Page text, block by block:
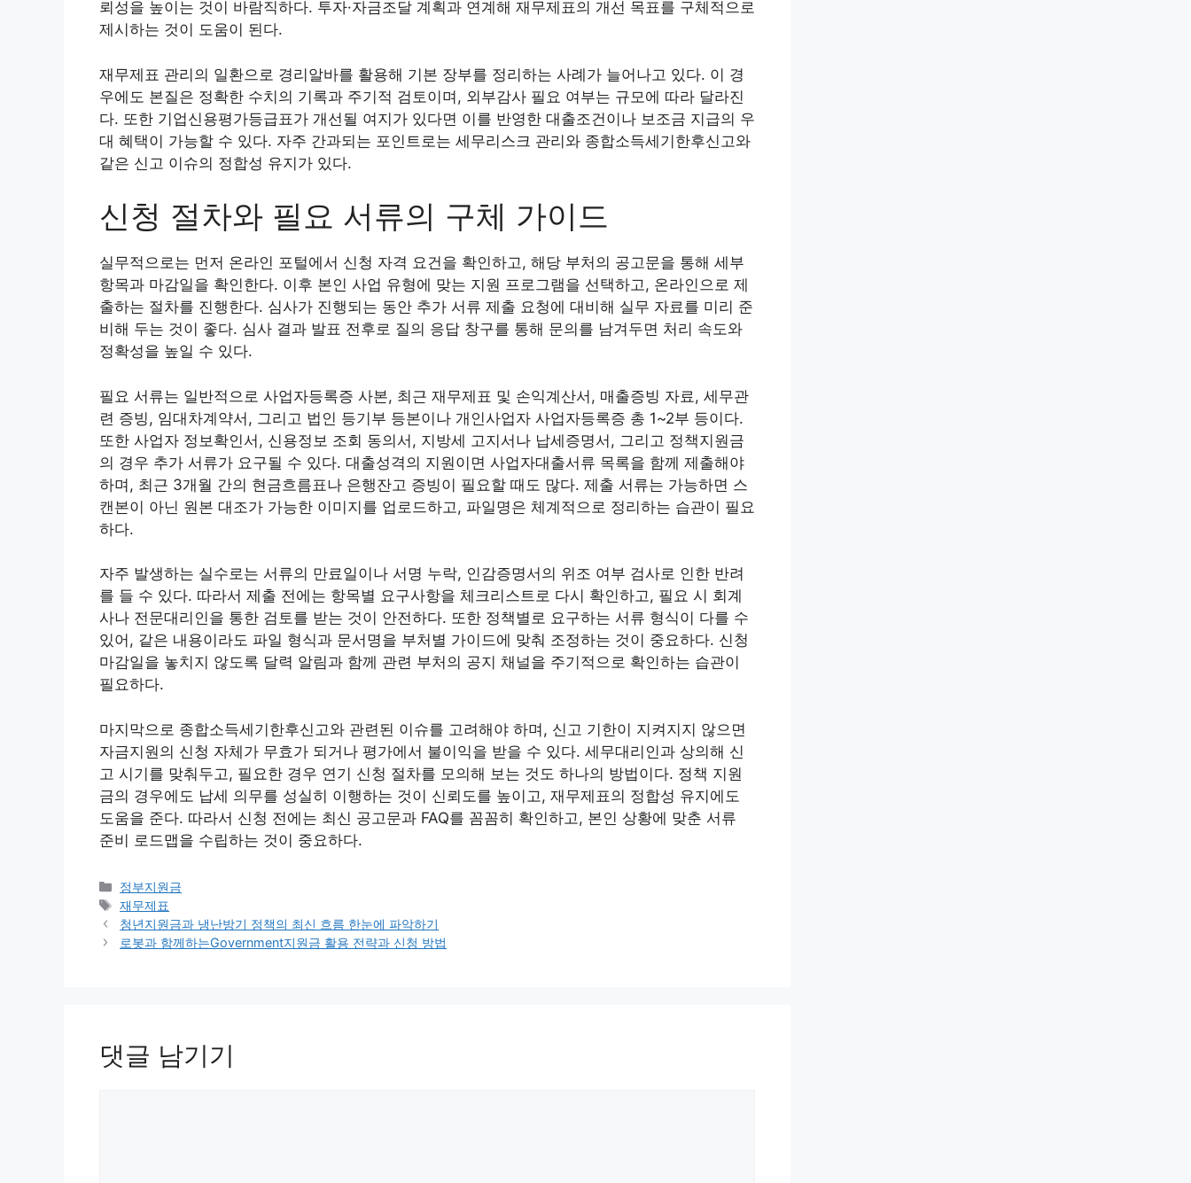
뢰성을 높이는 것이 바람직하다. 투자·자금조달 계획과 연계해 재무제표의 개선 목표를 구체적으로
제시하는 것이 도움이 된다.
재무제표 관리의 일환으로 경리알바를 활용해 기본 장부를 정리하는 사례가 늘어나고 있다. 이 경
우에도 본질은 정확한 수치의 기록과 주기적 검토이며, 외부감사 필요 여부는 규모에 따라 달라진
다. 또한 기업신용평가등급표가 개선될 여지가 있다면 이를 반영한 대출조건이나 보조금 지급의 우
대 혜택이 가능할 수 있다. 자주 간과되는 포인트로는 세무리스크 관리와 종합소득세기한후신고와
같은 신고 이슈의 정합성 유지가 있다.
신청 절차와 필요 서류의 구체 가이드
실무적으로는 먼저 온라인 포털에서 신청 자격 요건을 확인하고, 해당 부처의 공고문을 통해 세부
항목과 마감일을 확인한다. 이후 본인 사업 유형에 맞는 지원 프로그램을 선택하고, 온라인으로 제
출하는 절차를 진행한다. 심사가 진행되는 동안 추가 서류 제출 요청에 대비해 실무 자료를 미리 준
비해 두는 것이 좋다. 심사 결과 발표 전후로 질의 응답 창구를 통해 문의를 남겨두면 처리 속도와
정확성을 높일 수 있다.
필요 서류는 일반적으로 사업자등록증 사본, 최근 재무제표 및 손익계산서, 매출증빙 자료, 세무관
련 증빙, 임대차계약서, 그리고 법인 등기부 등본이나 개인사업자 사업자등록증 총 1~2부 등이다.
또한 사업자 정보확인서, 신용정보 조회 동의서, 지방세 고지서나 납세증명서, 그리고 정책지원금
의 경우 추가 서류가 요구될 수 있다. 대출성격의 지원이면 사업자대출서류 목록을 함께 제출해야
하며, 최근 3개월 간의 현금흐름표나 은행잔고 증빙이 필요할 때도 많다. 제출 서류는 가능하면 스
캔본이 아닌 원본 대조가 가능한 이미지를 업로드하고, 파일명은 체계적으로 정리하는 습관이 필요
하다.
자주 발생하는 실수로는 서류의 만료일이나 서명 누락, 인감증명서의 위조 여부 검사로 인한 반려
를 들 수 있다. 따라서 제출 전에는 항목별 요구사항을 체크리스트로 다시 확인하고, 필요 시 회계
사나 전문대리인을 통한 검토를 받는 것이 안전하다. 또한 정책별로 요구하는 서류 형식이 다를 수
있어, 같은 내용이라도 파일 형식과 문서명을 부처별 가이드에 맞춰 조정하는 것이 중요하다. 신청
마감일을 놓치지 않도록 달력 알림과 함께 관련 부처의 공지 채널을 주기적으로 확인하는 습관이
필요하다.
마지막으로 종합소득세기한후신고와 관련된 이슈를 고려해야 하며, 신고 기한이 지켜지지 않으면
자금지원의 신청 자체가 무효가 되거나 평가에서 불이익을 받을 수 있다. 세무대리인과 상의해 신
고 시기를 맞춰두고, 필요한 경우 연기 신청 절차를 모의해 보는 것도 하나의 방법이다. 정책 지원
금의 경우에도 납세 의무를 성실히 이행하는 것이 신뢰도를 높이고, 재무제표의 정합성 유지에도
도움을 준다. 따라서 신청 전에는 최신 공고문과 FAQ를 꼼꼼히 확인하고, 본인 상황에 맞춘 서류
준비 로드맵을 수립하는 것이 중요하다.
카
테
고
리
정부지원금
태
그
재무제표
청년지원금과 냉난방기 정책의 최신 흐름 한눈에 파악하기
로봇과 함께하는Government지원금 활용 전략과 신청 방법
댓글 남기기